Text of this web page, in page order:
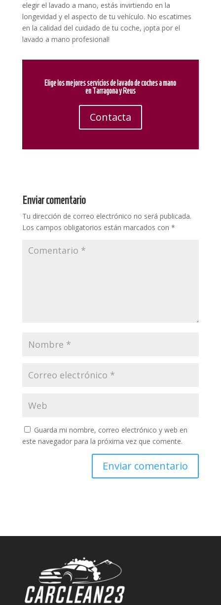
elegir el lavado a mano, estás invirtiendo en la
longevidad y el aspecto de tu vehículo. No escatimes
en la calidad del cuidado de tu coche, ¡opta por el
lavado a mano profesional!
Elige los mejores servicios de lavado de coches a mano
en Tarragona y Reus
Contacta
Enviar comentario
Tu dirección de correo electrónico no será publicada.
Los campos obligatorios están marcados con *
Guarda mi nombre, correo electrónico y web en
este navegador para la próxima vez que comente.